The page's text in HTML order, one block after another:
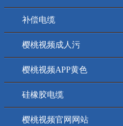
补偿电缆
樱桃视频成人污
樱桃视频APP黄色
硅橡胶电缆
樱桃视频官网网站